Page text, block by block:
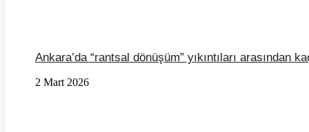
Ankara’da “rantsal dönüşüm” yıkıntıları arasından
2 Mart 2026